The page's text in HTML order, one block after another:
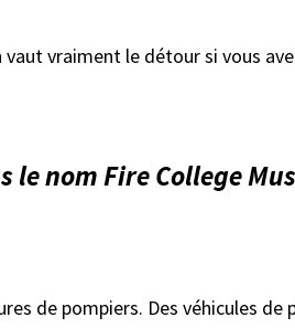
vraiment le détour si vous
le nom Fire College
de pompiers. Des véhicules de